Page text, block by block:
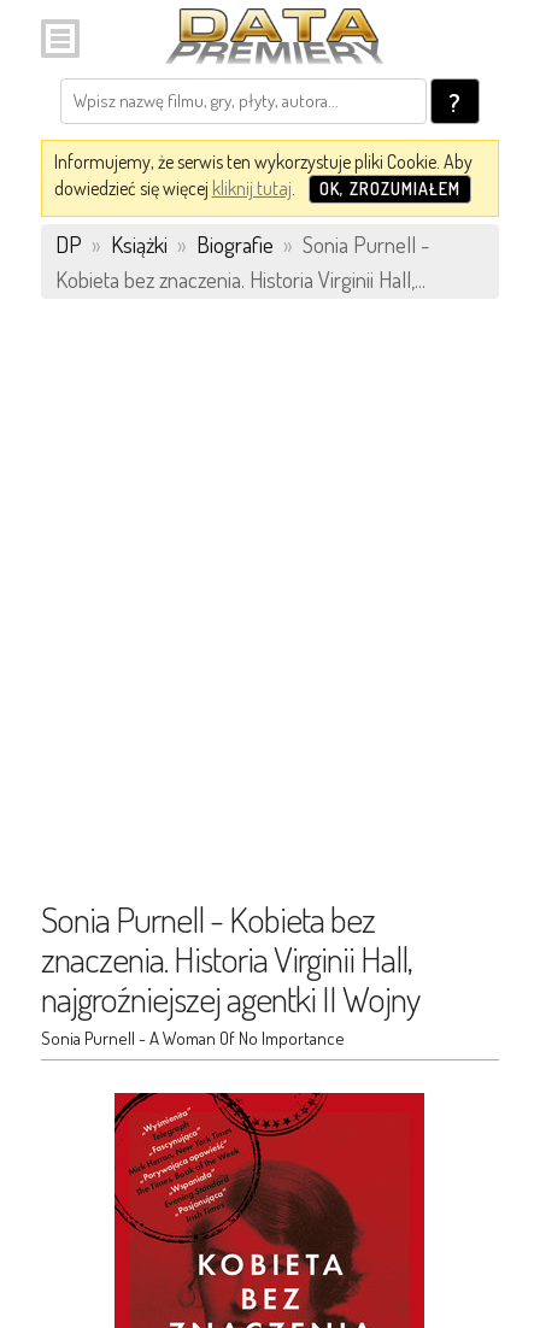
?
Informujemy, że serwis ten wykorzystuje pliki Cookie. Aby
dowiedzieć się więcej kliknij tutaj. OK, ZROZUMIAŁEM
DP » Książki » Biografie » Sonia Purnell -
Kobieta bez znaczenia. Historia Virginii Hall,...
Sonia Purnell - Kobieta bez
znaczenia. Historia Virginii Hall,
najgroźniejszej agentki II Wojny
Sonia Purnell - A Woman Of No Importance